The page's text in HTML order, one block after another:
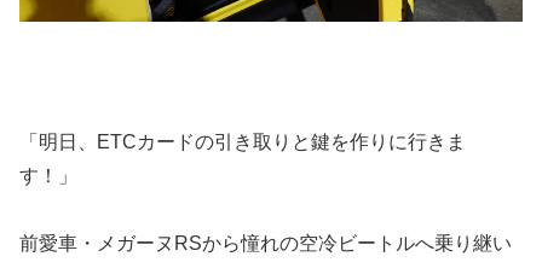
「明日、ETCカードの引き取りと鍵を作りに行きま
す！」
前愛車・メガーヌRSから憧れの空冷ビートルへ乗り継い